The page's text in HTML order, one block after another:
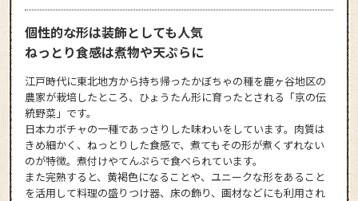
個性的な形は装飾としても人気
ねっとり食感は煮物や天ぷらに
江戸時代に東北地方から持ち帰ったかぼちゃの種を鹿ヶ谷地区の
農家が栽培したところ、ひょうたん形に育ったとされる「京の伝
統野菜」です。
日本カボチャの一種であっさりした味わいをしています。肉質は
きめ細かく、ねっとりした食感で、煮てもその形が煮くずれない
のが特徴。煮付けやてんぷらで食べられています。
また完熟すると、黄褐色になることや、ユニークな形をあること
を活用して料理の盛りつけ器、床の飾り、画材などにも利用され